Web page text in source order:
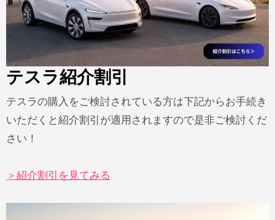
テスラ紹介割引
テスラの購入をご検討されている方は下記からお手続き
いただくと紹介割引が適用されますので是非ご検討くだ
さい！
＞紹介割引を見てみる